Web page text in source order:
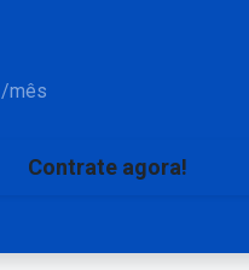
/mês
Contrate agora!